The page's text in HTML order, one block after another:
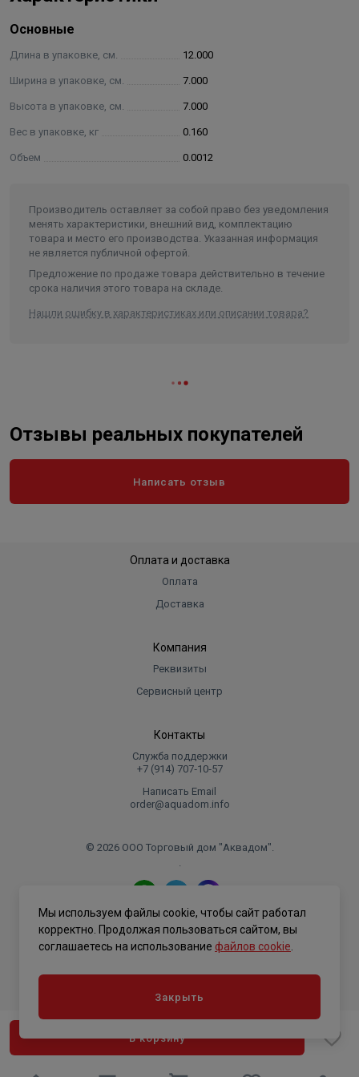
В корзину
атм.
корпус;
запрессовывающая втулка;
Герметичность соединения обеспечивается упругим
уплотнительным резиновым кольцом, которое
удерживается запрессовывающейся втулкой. В свою
очередь, зажимное кольцо, изготовленное из
материала с высокими зацепляющими свойствами,
предотвращает самопроизвольное развинчивание при
обеспечивает надежную герметизацию трубы, даже
Конструкция компрессионного фитинга позволяет
обеспечивать надёжное и качественное соединение
Основные
Длина в упаковке, см. 12.000
Ширина в упаковке, см. 7.000
Высота в упаковке, см. 7.000
Вес в упаковке, кг 0.160
Объем 0.0012
Производитель оставляет за собой право без уведомления
менять характеристики, внешний вид, комплектацию
товара и место его производства. Указанная информация
не является публичной офертой.
Предложение по продаже товара действительно в течение
срока наличия этого товара на складе.
Нашли ошибку в характеристиках или описании товара?
Отзывы реальных покупателей
Написать отзыв
Оплата и доставка
Оплата
Доставка
Компания
Реквизиты
Сервисный центр
Контакты
Служба поддержки
+7 (914) 707‑10‑57
Написать Email
order@aquadom.info
© 2026 ООО Торговый дом "Аквадом".
.
Политика конфиденциальности
Мы используем файлы cookie, чтобы сайт работал
корректно. Продолжая пользоваться сайтом, вы
соглашаетесь на использование файлов cookie
Закрыть